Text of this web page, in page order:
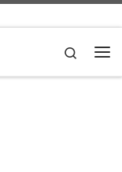
Search